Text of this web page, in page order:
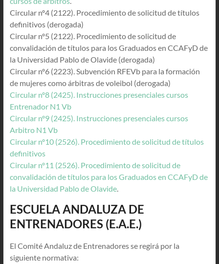
Circular nº4 (2122). Procedimiento de solicitud de títulos
definitivos (derogada)
Circular nº5 (2122). Procedimiento de solicitud de
convalidación de títulos para los Graduados en CCAFyD de
la Universidad Pablo de Olavide (derogada)
Circular nº6 (2223). Subvención RFEVb para la formación
de mujeres como árbitras de voleibol (derogada)
Circular nº8 (2425). Instrucciones presenciales cursos
Entrenador N1 Vb
Circular nº9 (2425). Instrucciones presenciales cursos
Arbitro N1 Vb
Circular nº10 (2526). Procedimiento de solicitud de títulos
definitivos
Circular nº11 (2526). Procedimiento de solicitud de
convalidación de títulos para los Graduados en CCAFyD de
la Universidad Pablo de Olavide.
ESCUELA ANDALUZA DE
ENTRENADORES (E.A.E.)
El Comité Andaluz de Entrenadores se regirá por la
siguiente normativa: